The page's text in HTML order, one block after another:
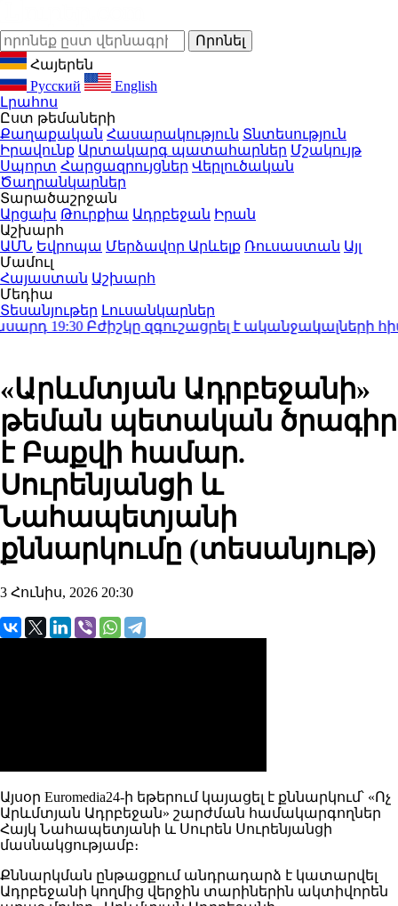
Հայերեն
Русский
English
Լրահոս
Ըստ թեմաների
Քաղաքական Հասարակություն Տնտեսություն
Իրավունք Արտակարգ պատահարներ Մշակույթ
Սպորտ Հարցազրույցներ Վերլուծական
Ծաղրանկարներ
Տարածաշրջան
Արցախ Թուրքիա Ադրբեջան Իրան
Աշխարհ
ԱՄՆ Եվրոպա Մերձավոր Արևելք Ռուսաստան Այլ
Մամուլ
Հայաստան Աշխարհ
Մեդիա
Տեսանյութեր Լուսանկարներ
19:30 Բժիշկը զգուշացրել է ականջակալների
«Արևմտյան Ադրբեջանի»
թեման պետական ծրագիր
է Բաքվի համար.
Սուրենյանցի և
Նահապետյանի
քննարկումը (տեսանյութ)
3 Հունիս, 2026 20:30
Այսօր Euromedia24-ի եթերում կայացել է քննարկում՝ «Ոչ
Արևմտյան Ադրբեջան» շարժման համակարգողներ
Հայկ Նահապետյանի և Սուրեն Սուրենյանցի
մասնակցությամբ։
Քննարկման ընթացքում անդրադարձ է կատարվել
Ադրբեջանի կողմից վերջին տարիներին ակտիվորեն